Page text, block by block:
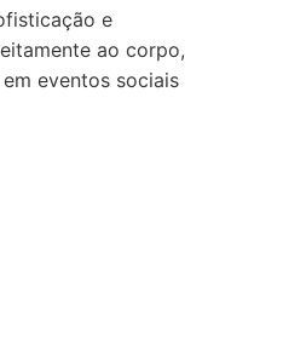
e
ao corpo,
eventos sociais